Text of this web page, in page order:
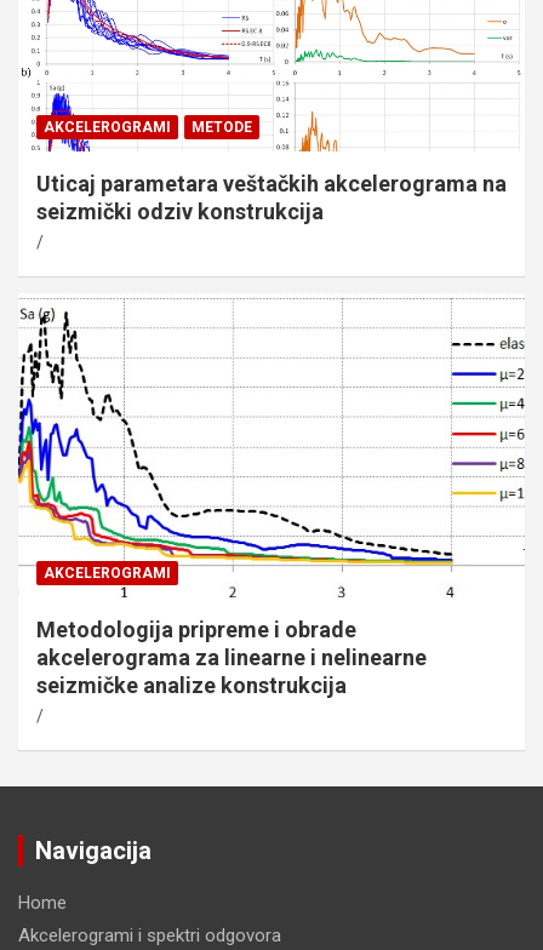
AKCELEROGRAMI METODE
Uticaj parametara veštačkih akcelerograma na
seizmički odziv konstrukcija
AKCELEROGRAMI
Metodologija pripreme i obrade
akcelerograma za linearne i nelinearne
seizmičke analize konstrukcija
Navigacija
Home
Akcelerogrami i spektri odgovora